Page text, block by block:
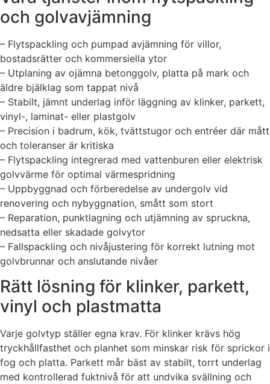
och golvavjämning
– Flytspackling och pumpad avjämning för villor,
bostadsrätter och kommersiella ytor
– Utplaning av ojämna betonggolv, platta på mark och
äldre bjälklag som tappat nivå
– Stabilt, jämnt underlag inför läggning av klinker, parkett,
vinyl-, laminat- eller plastgolv
– Precision i badrum, kök, tvättstugor och entréer där mått
och toleranser är kritiska
– Flytspackling integrerad med vattenburen eller elektrisk
golvvärme för optimal värmespridning
– Uppbyggnad och förberedelse av undergolv vid
renovering och nybyggnation, smått som stort
– Reparation, punktlagning och utjämning av spruckna,
nedsatta eller skadade golvytor
– Fallspackling och nivåjustering för korrekt lutning mot
golvbrunnar och anslutande nivåer
Rätt lösning för klinker, parkett,
vinyl och plastmatta
Varje golvtyp ställer egna krav. För klinker krävs hög
tryckhållfasthet och planhet som minskar risk för sprickor i
fog och platta. Parkett mår bäst av stabilt, torrt underlag
med kontrollerad fuktnivå för att undvika svällning och